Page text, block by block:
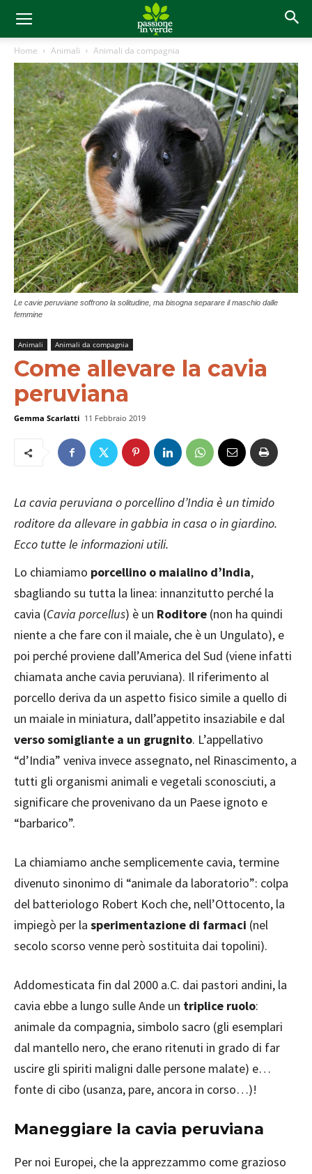
Home Animali Animali da compagnia
Le cavie peruviane soffrono la solitudine, ma bisogna separare il maschio dalle
femmine
Animali Animali da compagnia
Come allevare la cavia
peruviana
Gemma Scarlatti 11 Febbraio 2019
La cavia peruviana o porcellino d’India è un timido
roditore da allevare in gabbia in casa o in giardino.
Ecco tutte le informazioni utili.
Lo chiamiamo porcellino o maialino d’India,
sbagliando su tutta la linea: innanzitutto perché la
cavia (Cavia porcellus) è un Roditore (non ha quindi
niente a che fare con il maiale, che è un Ungulato), e
poi perché proviene dall’America del Sud (viene infatti
chiamata anche cavia peruviana). Il riferimento al
porcello deriva da un aspetto fisico simile a quello di
un maiale in miniatura, dall’appetito insaziabile e dal
verso somigliante a un grugnito. L’appellativo
“d’India” veniva invece assegnato, nel Rinascimento, a
tutti gli organismi animali e vegetali sconosciuti, a
significare che provenivano da un Paese ignoto e
“barbarico”.
La chiamiamo anche semplicemente cavia, termine
divenuto sinonimo di “animale da laboratorio”: colpa
del batteriologo Robert Koch che, nell’Ottocento, la
impiegò per la sperimentazione di farmaci (nel
secolo scorso venne però sostituita dai topolini).
Addomesticata fin dal 2000 a.C. dai pastori andini, la
cavia ebbe a lungo sulle Ande un triplice ruolo:
animale da compagnia, simbolo sacro (gli esemplari
dal mantello nero, che erano ritenuti in grado di far
uscire gli spiriti maligni dalle persone malate) e…
fonte di cibo (usanza, pare, ancora in corso…)!
Maneggiare la cavia peruviana
Per noi Europei, che la apprezzammo come grazioso